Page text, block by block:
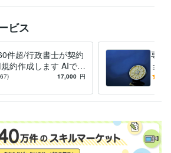
相談
いない事業、個人の方の権利に関する許可に
せいただきましたら調査致します。
ディング 経験年数 : 12年
サルタント 経験年数 : 11年
経験年数 : 11年
/ 講師・インストラクター 経験年数 : 20年
ビス
件超/行政書士が契約
約作成します AIでは
くい契約書、利用規
17,000 円
専門
ョ
高
同意